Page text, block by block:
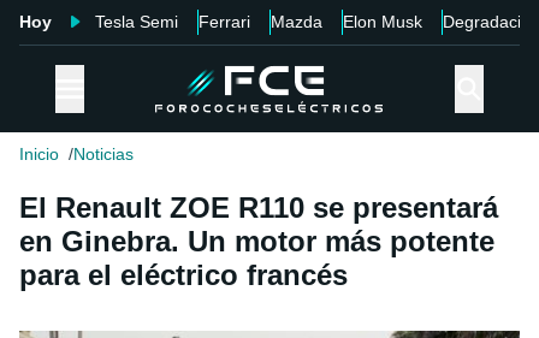
Hoy Tesla Semi Ferrari Mazda Elon Musk Degradación
Inicio Noticias
El Renault ZOE R110 se presentará
en Ginebra. Un motor más potente
para el eléctrico francés